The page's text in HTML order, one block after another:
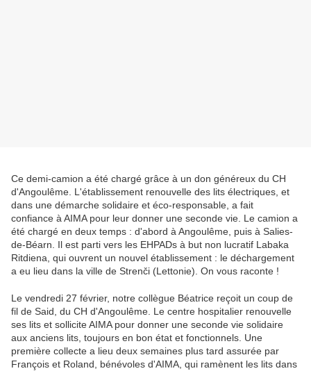
Ce demi-camion a été chargé grâce à un don généreux du CH
d'Angoulême. L'établissement renouvelle des lits électriques, et
dans une démarche solidaire et éco-responsable, a fait
confiance à AIMA pour leur donner une seconde vie. Le camion a
été chargé en deux temps : d'abord à Angoulême, puis à Salies-
de-Béarn. Il est parti vers les EHPADs à but non lucratif Labaka
Ritdiena, qui ouvrent un nouvel établissement : le déchargement
a eu lieu dans la ville de Strenči (Lettonie). On vous raconte !
Le vendredi 27 février, notre collègue Béatrice reçoit un coup de
fil de Said, du CH d'Angoulême. Le centre hospitalier renouvelle
ses lits et sollicite AIMA pour donner une seconde vie solidaire
aux anciens lits, toujours en bon état et fonctionnels. Une
première collecte a lieu deux semaines plus tard assurée par
François et Roland, bénévoles d'AIMA, qui ramènent les lits dans